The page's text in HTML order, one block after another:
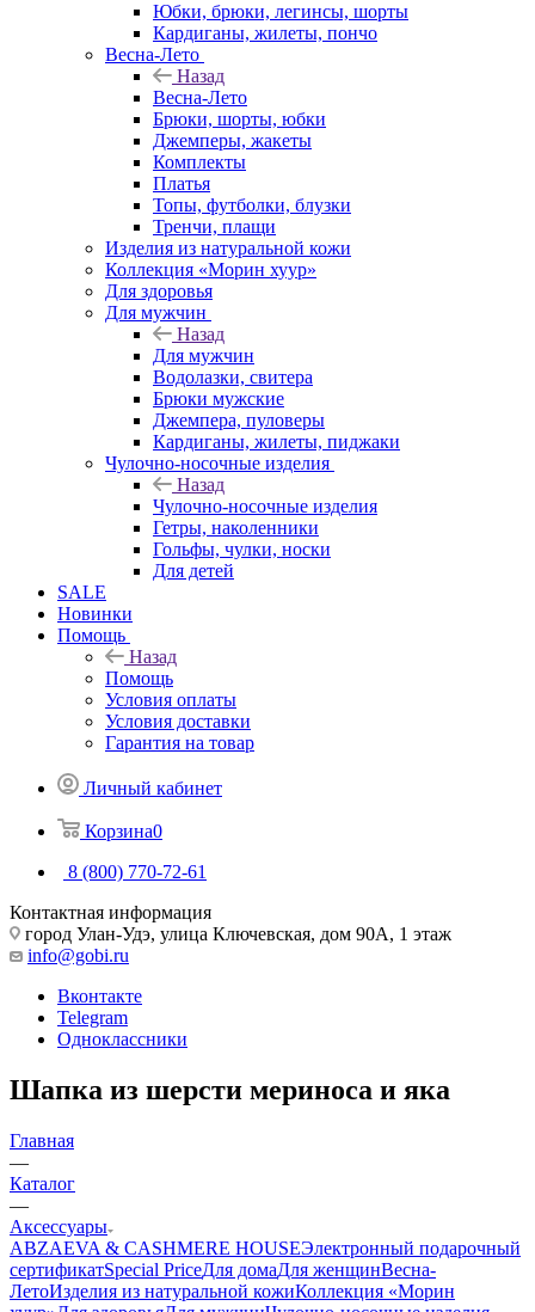
Юбки, брюки, легинсы, шорты
Кардиганы, жилеты, пончо
Весна-Лето
Назад
Весна-Лето
Брюки, шорты, юбки
Джемперы, жакеты
Комплекты
Платья
Топы, футболки, блузки
Тренчи, плащи
Изделия из натуральной кожи
Коллекция «Морин хуур»
Для здоровья
Для мужчин
Назад
Для мужчин
Водолазки, свитера
Брюки мужские
Джемпера, пуловеры
Кардиганы, жилеты, пиджаки
Чулочно-носочные изделия
Назад
Чулочно-носочные изделия
Гетры, наколенники
Гольфы, чулки, носки
Для детей
SALE
Новинки
Помощь
Назад
Помощь
Условия оплаты
Условия доставки
Гарантия на товар
Личный кабинет
Корзина0
8 (800) 770-72-61
Контактная информация
город Улан-Удэ, улица Ключевская, дом 90А, 1 этаж
info@gobi.ru
Вконтакте
Telegram
Одноклассники
Шапка из шерсти мериноса и яка
Главная
—
Каталог
—
Аксессуары
ABZAEVA & CASHMERE HOUSEЭлектронный подарочный
сертификатSpecial PriceДля домаДля женщинВесна-
ЛетоИзделия из натуральной кожиКоллекция «Морин